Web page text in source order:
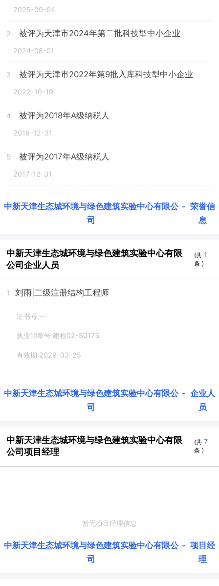
2025-09-04
2 被评为天津市2024年第二批科技型中小企业
2024-08-01
3 被评为天津市2022年第9批入库科技型中小企业
2022-10-19
4 被评为2018年A级纳税人
2018-12-31
5 被评为2017年A级纳税人
2017-12-31
中新天津生态城环境与绿色建筑实验中心有限公
司
- 荣誉信
息
中新天津生态城环境与绿色建筑实验中心有限
公司企业人员
(共 1
条 )
1 刘雨 |二级注册结构工程师
证书号:--
执业印章号:建检02-S0173
有效期:2029-03-25
中新天津生态城环境与绿色建筑实验中心有限公
司
- 企业人
员
中新天津生态城环境与绿色建筑实验中心有限
公司项目经理
(共 7
条 )
暂无项目经理信息
中新天津生态城环境与绿色建筑实验中心有限公
司
- 项目经
理